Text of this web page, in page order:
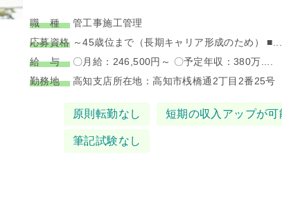
職 種管工事施工管理
応募資格～45歳位まで（長期キャリア形成のため） ■....
給 与〇月給：246,500円～ 〇予定年収：380万....
勤務地高知支店所在地：高知市桟橋通2丁目2番
原則転勤なし 短期の収入アップが可
筆記試験なし